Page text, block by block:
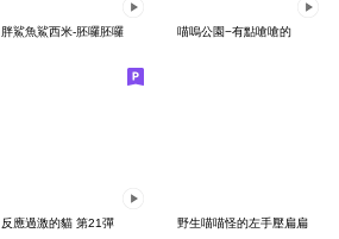
胖鯊魚鯊西米-胚囉胚囉 喵嗚公園−有點嗆嗆的
反應過激的貓 第21彈 野生喵喵怪的左手壓扁扁